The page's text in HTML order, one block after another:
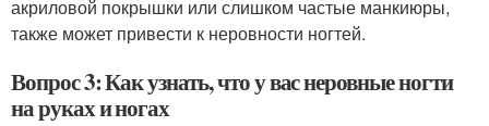
акриловой покрышки или слишком частые манкиюры,
также может привести к неровности ногтей.
Вопрос 3: Как узнать, что у вас неровные ногти
на руках и ногах